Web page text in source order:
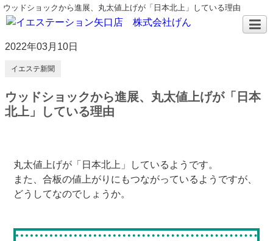
ウッドショックから進展、丸太値上げが「日本北上」している理由
2022年03月10日
イエステ新聞
ウッドショックから進展、丸太値上げが「日本
北上」している理由
丸太値上げが「日本北上」しているようです。
また、合板の値上がりにもつながっているようですが、
どうしてなのでしょうか。